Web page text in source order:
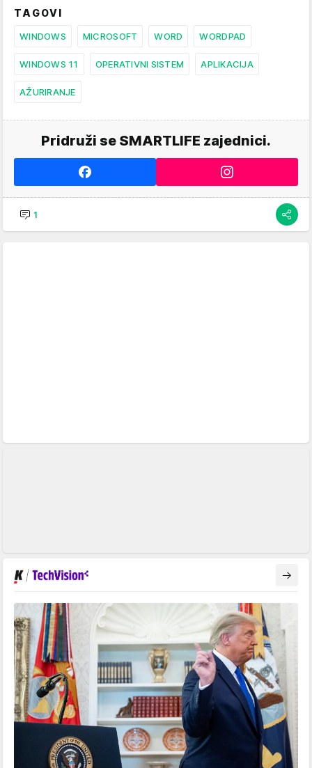
TAGOVI
WINDOWS MICROSOFT WORD WORDPAD
WINDOWS 11 OPERATIVNI SISTEM APLIKACIJA
AŽURIRANJE
Pridruži se SMARTLIFE zajednici.
1